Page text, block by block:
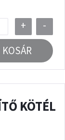
+
-
KOSÁR
KÖTÉL